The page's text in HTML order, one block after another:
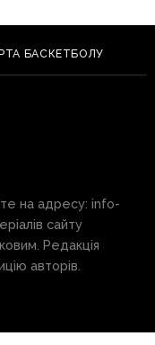
БАСКЕТБОЛУ
на адресу: info-
сайту
Редакція
авторів.